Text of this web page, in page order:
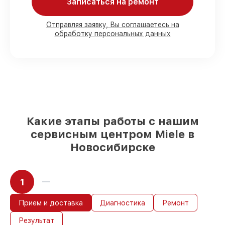
Мы гарантируем:
80%работ с возможностью наблюдения
немедленном начале работ
Отправляя заявку, Вы соглашаетесь на
обработку персональных данных
Какие этапы работы с нашим
сервисным центром Miele в
Новосибирске
1
Прием и доставка Диагностика Ремонт
Результат